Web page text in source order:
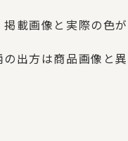
載画像と実際の色が
出方は商品画像と異